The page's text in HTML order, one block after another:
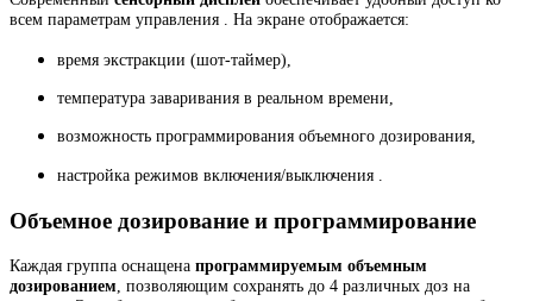
всем параметрам управления . На экране отображается:
время экстракции (шот-таймер),
температура заваривания в реальном времени,
возможность программирования объемного дозирования,
настройка режимов включения/выключения .
Объемное дозирование и программирование
Каждая группа оснащена программируемым объемным
дозированием, позволяющим сохранять до 4 различных доз на